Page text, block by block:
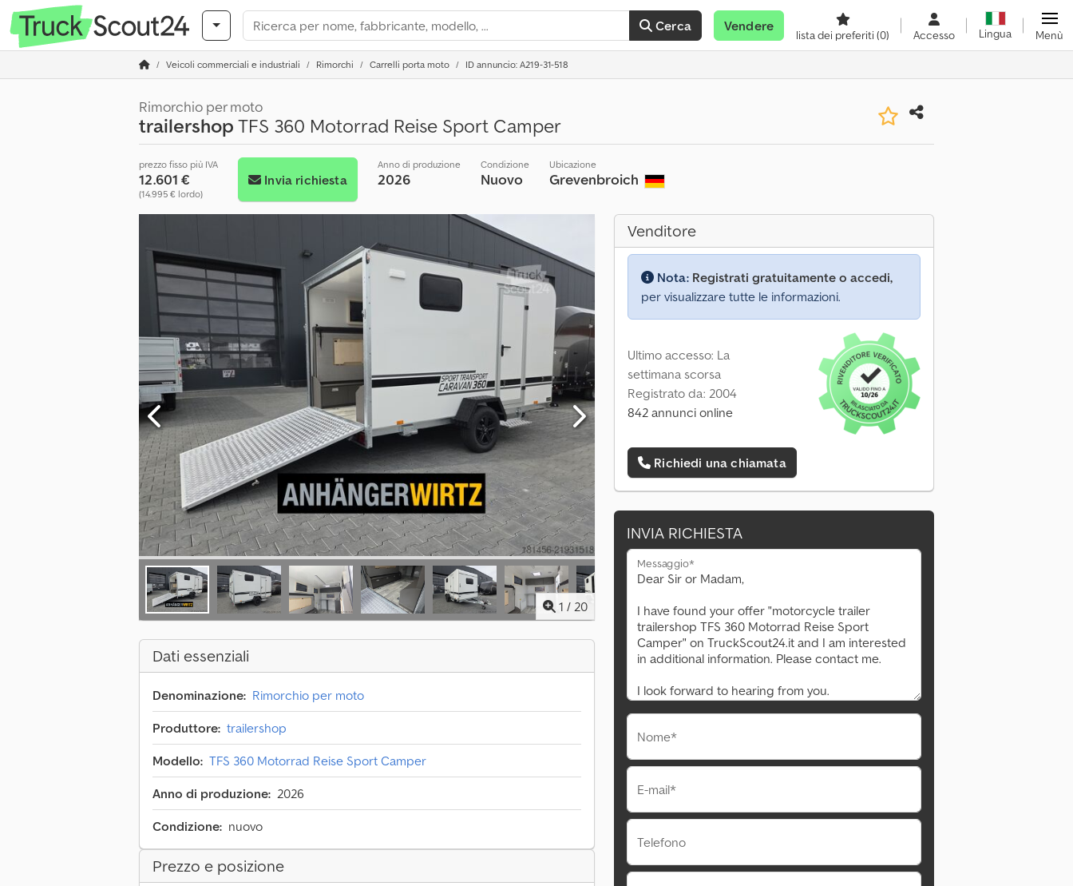
Cerca Vendere
lista dei preferiti (0) Accesso Lingua Menù
Veicoli commerciali e industriali Rimorchi Carrelli porta moto ID annuncio: A219-31-518
Rimorchio per moto
trailershopTFS 360 Motorrad Reise Sport Camper
prezzo fisso più IVA
12.601 €
(14.995 € lordo)
Invia richiesta
Anno di produzione
2026
Condizione
Nuovo
Ubicazione
Grevenbroich
1 / 20
Dati essenziali
Denominazione: Rimorchio per moto
Produttore: trailershop
Modello: TFS 360 Motorrad Reise Sport Camper
Anno di produzione: 2026
Condizione: nuovo
Prezzo e posizione
Venditore
Nota: Registrati gratuitamente o accedi,
per visualizzare tutte le informazioni.
Ultimo accesso: La
settimana scorsa
Registrato da: 2004
842 annunci online
Richiedi una chiamata
INVIA RICHIESTA
Messaggio*
Nome*
E-mail*
Telefono